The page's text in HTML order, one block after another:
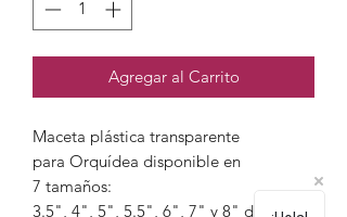
Agregar al Carrito
Maceta plástica transparente
para Orquídea disponible en
7 tamaños:
3.5", 4", 5", 5.5", 6", 7" y 8" de